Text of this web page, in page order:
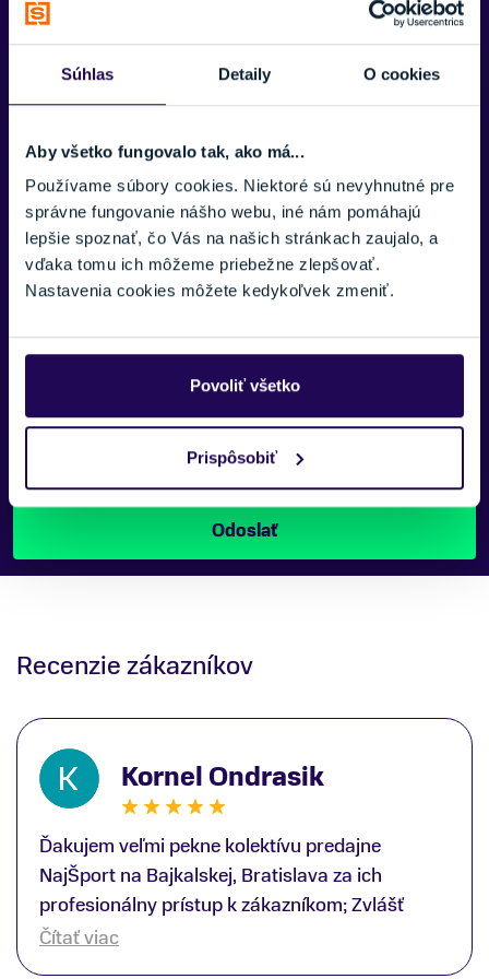
Súhlas Detaily O cookies
Aby všetko fungovalo tak, ako má...
Používame súbory cookies. Niektoré sú nevyhnutné pre
správne fungovanie nášho webu, iné nám pomáhajú
lepšie spoznať, čo Vás na našich stránkach zaujalo, a
vďaka tomu ich môžeme priebežne zlepšovať.
Nastavenia cookies môžete kedykoľvek zmeniť.
Povoliť všetko
Prispôsobiť
VAŠE MENO:
TELEFÓNNE ČÍSLO:
Náš špecialista vám, čo najskôr zavolá ohľadom tohto
produktu.
Recenzie zákazníkov
Kornel Ondrasik
Ďakujem veľmi pekne kolektívu predajne
NajŠport na Bajkalskej, Bratislava za ich
profesionálny prístup k zákazníkom; Zvlášť
ďakujem špecialistovi Martinovi Gunišovi za
Čítať viac